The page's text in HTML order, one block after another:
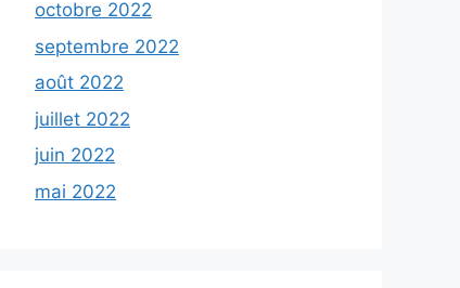
octobre 2022
septembre 2022
août 2022
juillet 2022
juin 2022
mai 2022